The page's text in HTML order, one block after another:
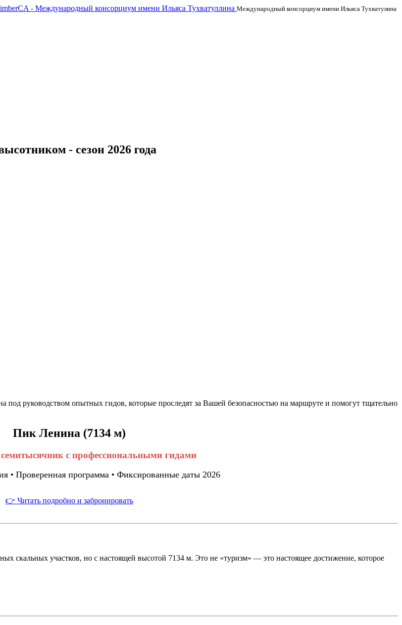
- Международный консорциум имени Ильяса Тухватуллина Международный консорциум имени Ильяса Тухватулина
- сезон 2026 года
руководством опытных гидов, которые проследят за Вашей безопасностью на маршруте и помогут тщательно
Пик Ленина (7134 м)
с профессиональными гидами
• Проверенная программа • Фиксированные даты 2026
👉 Читать подробно и забронировать
скальных участков, но с настоящей высотой 7134 м. Это не «туризм» — это настоящее достижение, которое